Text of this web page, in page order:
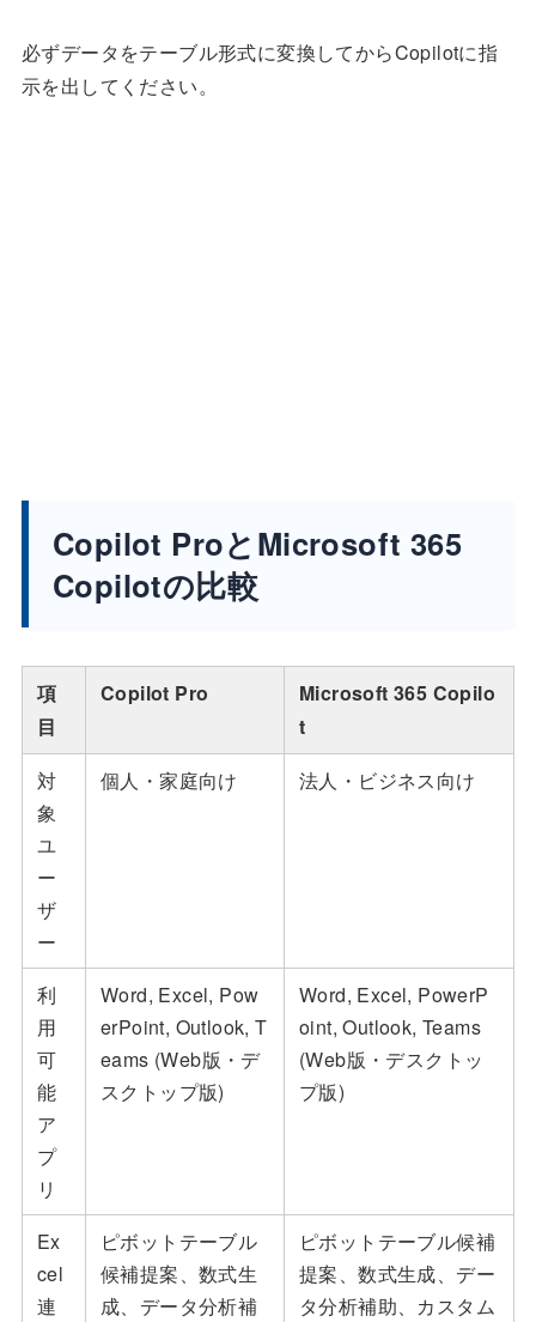
必ずデータをテーブル形式に変換してからCopilotに指
示を出してください。
Copilot ProとMicrosoft 365
Copilotの比較
項
目
Copilot Pro
Microsoft 365 Copilo
t
対
象
ユ
ー
ザ
ー
個人・家庭向け 法人・ビジネス向け
利
用
可
能
ア
プ
リ
Word, Excel, Pow
erPoint, Outlook, T
eams (Web版・デ
スクトップ版)
Word, Excel, PowerP
oint, Outlook, Teams
(Web版・デスクトッ
プ版)
Ex
cel
連
ピボットテーブル
候補提案、数式生
成、データ分析補
ピボットテーブル候補
提案、数式生成、デー
タ分析補助、カスタム